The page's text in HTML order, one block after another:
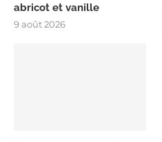
abricot et vanille
9 août 2026